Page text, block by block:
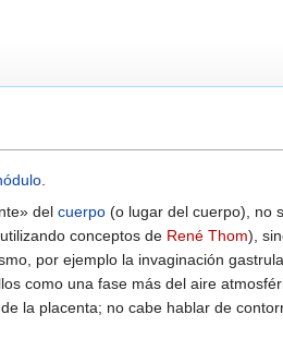
.
del cuerpo (o lugar del cuerpo), no
conceptos de René Thom),
por ejemplo la invaginación
como una fase más del aire
la placenta; no cabe hablar de